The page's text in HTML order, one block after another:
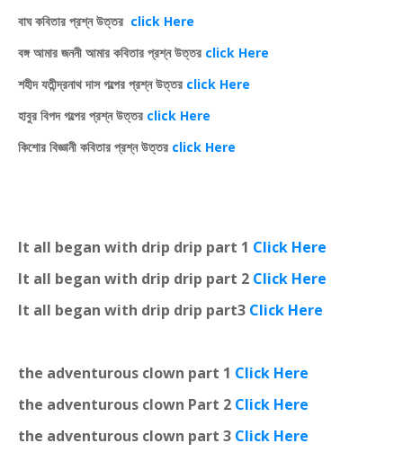
বাঘ কবিতার প্রশ্ন উত্তর click Here
বঙ্গ আমার জননী আমার কবিতার প্রশ্ন উত্তর click Here
শহীদ যতীন্দ্রনাথ দাস গল্পের প্রশ্ন উত্তর click Here
হাবুর বিপদ গল্পের প্রশ্ন উত্তর click Here
কিশোর বিজ্ঞানী কবিতার প্রশ্ন উত্তর click Here
It all began with drip drip part 1 Click Here
It all began with drip drip part 2 Click Here
It all began with drip drip part3 Click Here
the adventurous clown part 1 Click Here
the adventurous clown Part 2 Click Here
the adventurous clown part 3 Click Here